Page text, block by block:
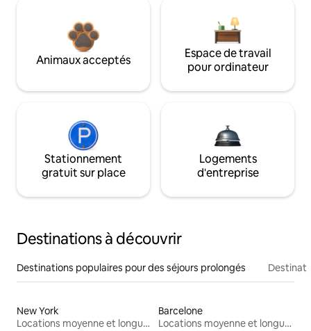
Animaux acceptés
Espace de travail
pour ordinateur
Stationnement
gratuit sur place
Logements
d'entreprise
Destinations à découvrir
Destinations populaires pour des séjours prolongés
New York
Locations moyenne et longue durée
Barcelone
Locations moyenne et longue durée